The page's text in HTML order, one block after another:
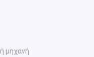
μηχανή